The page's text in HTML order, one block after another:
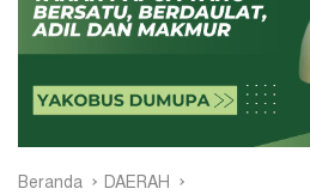
Beranda DAERAH